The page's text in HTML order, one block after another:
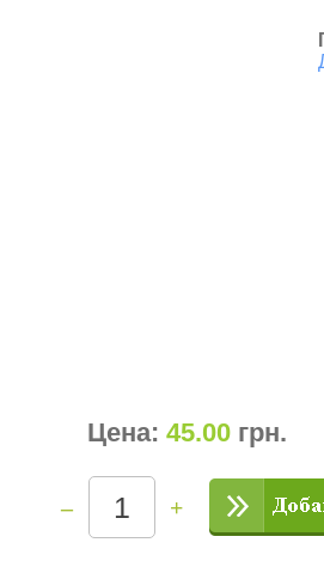
Цена: 45.00 грн.
– +